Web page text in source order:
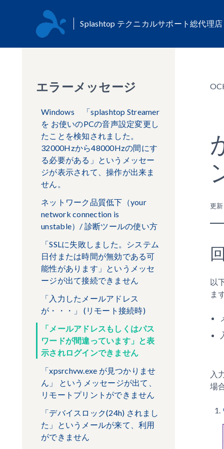
Splashtop テクニカルサポート総代理
エラーメッセージ
Windows 「splashtop Streamer
を お使いのPCの音声設定変更し
たことを検知されました。
32000Hzから48000Hzの間にす
る必要がある」というメッセー
ジが表示されて、操作が出来ま
せん。
ネットワーク品質低下（your
network connection is
unstable）/ 診断ツールの使い方
「SSLに失敗しました。システム
日付または時間が無効である可
能性があります」というメッセ
ージが出て接続できません
「入力したメールアドレス
が・・・」 (リモート接続時)
「メールアドレスもしくはパス
ワードが間違っています」と表
示されログインできません
「xpsrchvw.exe が見つかりませ
ん」 というメッセージが出て、
リモートプリントができません
「デバイスロック(24h) されまし
た」というメールが来て、利用
ができません
更
以
ま
入
場